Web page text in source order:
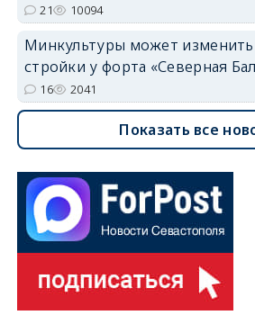
21 10094
Минкультуры может изменить
стройки у форта «Северная
16 2041
Показать все